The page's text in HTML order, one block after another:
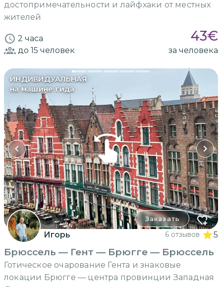
достопримечательности и лайфхаки от местных
жителей
2 часа 43€
до 15 человек за человека
ИНДИВИДУАЛЬНАЯ
на машине гида
Заказать
Игорь 6 отзывов 5
Брюссель — Гент — Брюгге — Брюссель
Готическое очарование Гента и знаковые
локации Брюгге — центра провинции Западная